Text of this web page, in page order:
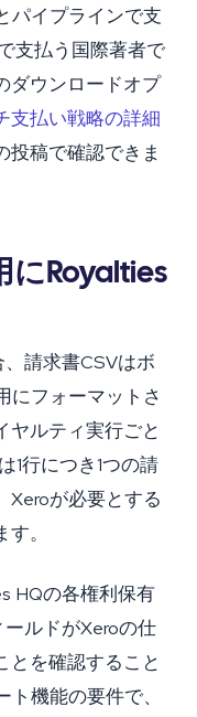
パイプラインで支
支払う国際著者で
ダウンロードオプ
支払い戦略の詳細
投稿で確認できま
にRoyalties
請求書CSVはボ
にフォーマットさ
ヤルティ実行ごと
1行につき1つの請
Xeroが必要とする
。
HQの各権利保有
ルドがXeroの仕
とを確認すること
機能の要件で、